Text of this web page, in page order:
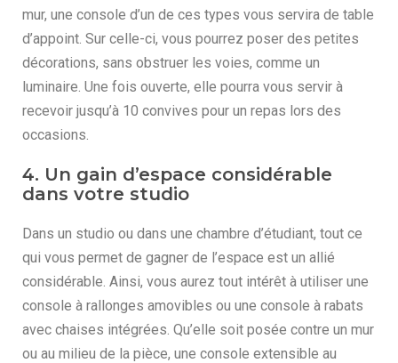
mur, une console d’un de ces types vous servira de table
d’appoint. Sur celle-ci, vous pourrez poser des petites
décorations, sans obstruer les voies, comme un
luminaire. Une fois ouverte, elle pourra vous servir à
recevoir jusqu’à 10 convives pour un repas lors des
occasions.
4. Un gain d’espace considérable
dans votre studio
Dans un studio ou dans une chambre d’étudiant, tout ce
qui vous permet de gagner de l’espace est un allié
considérable. Ainsi, vous aurez tout intérêt à utiliser une
console à rallonges amovibles ou une console à rabats
avec chaises intégrées. Qu’elle soit posée contre un mur
ou au milieu de la pièce, une console extensible au